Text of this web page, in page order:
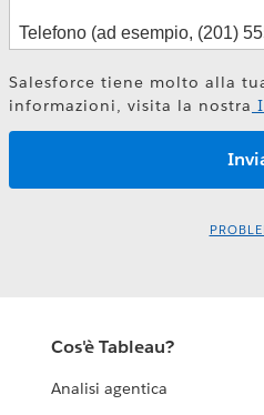
Salesforce tiene molto alla
informazioni, visita la nostra
Cos'è Tableau?
Analisi agentica